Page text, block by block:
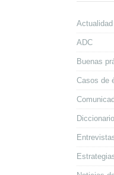
Actualidad
ADC
Buenas
Casos de
Diccionario